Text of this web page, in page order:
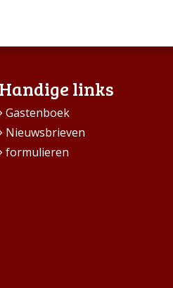
Handige links
Gastenboek
Nieuwsbrieven
formulieren